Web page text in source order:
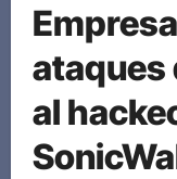
ataques
al